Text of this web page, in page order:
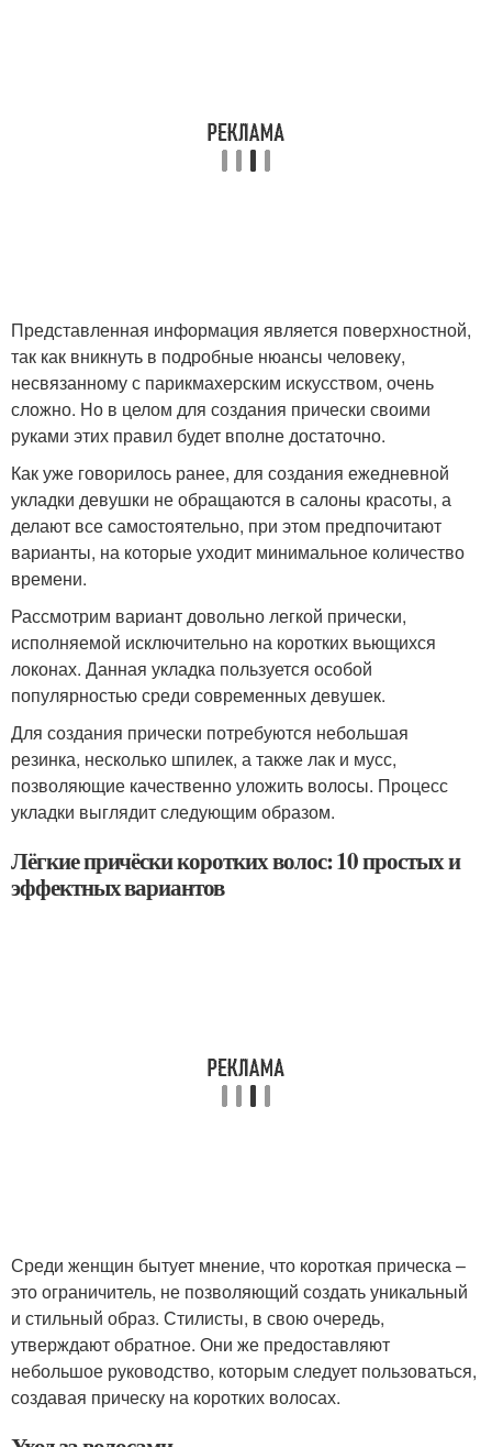
Представленная информация является поверхностной,
так как вникнуть в подробные нюансы человеку,
несвязанному с парикмахерским искусством, очень
сложно. Но в целом для создания прически своими
руками этих правил будет вполне достаточно.
Как уже говорилось ранее, для создания ежедневной
укладки девушки не обращаются в салоны красоты, а
делают все самостоятельно, при этом предпочитают
варианты, на которые уходит минимальное количество
времени.
Рассмотрим вариант довольно легкой прически,
исполняемой исключительно на коротких вьющихся
локонах. Данная укладка пользуется особой
популярностью среди современных девушек.
Для создания прически потребуются небольшая
резинка, несколько шпилек, а также лак и мусс,
позволяющие качественно уложить волосы. Процесс
укладки выглядит следующим образом.
Лёгкие причёски коротких волос: 10 простых и
эффектных вариантов
Среди женщин бытует мнение, что короткая прическа –
это ограничитель, не позволяющий создать уникальный
и стильный образ. Стилисты, в свою очередь,
утверждают обратное. Они же предоставляют
небольшое руководство, которым следует пользоваться,
создавая прическу на коротких волосах.